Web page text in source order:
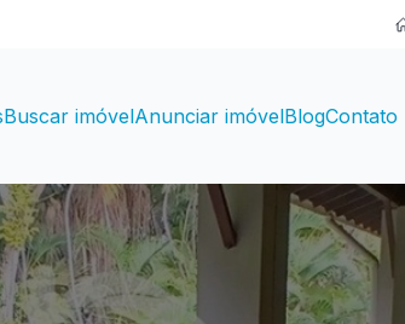
Buscar imóvelAnunciar imóvelBlogContato